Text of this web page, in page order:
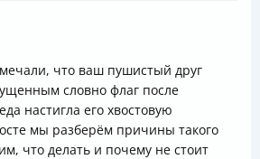
что ваш пушистый друг
словно флаг после
настигла его хвостовую
мы разберём причины такого
что делать и почему не стоит